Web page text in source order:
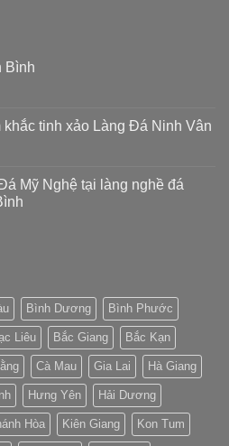
Bình
khắc tinh xảo Làng Đá Ninh Vân
Mỹ Nghệ tại làng nghề đá
Bình Dương Bình Phước
Liêu Bắc Giang Bắc Kạn
Cà Mau Gia Lai Hà Giang
Hưng Yên Hải Dương
Hòa Kiên Giang Kon Tum